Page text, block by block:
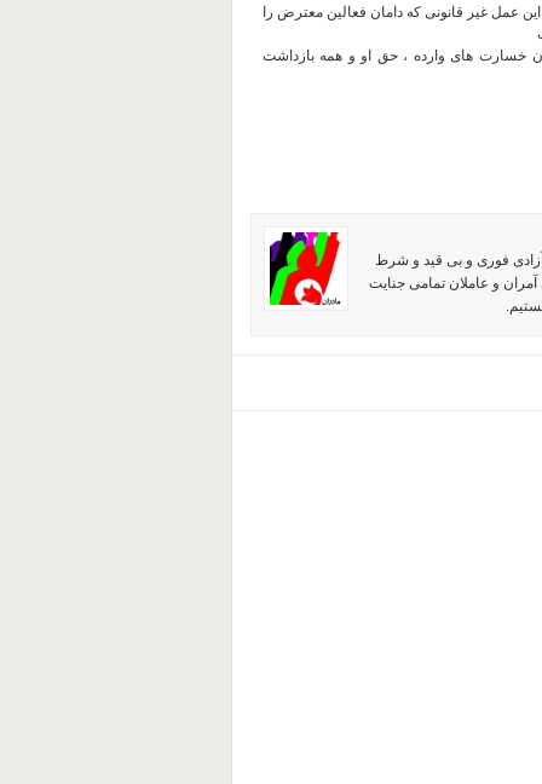
عمل غیر قانونی که دامان فعالین معترض را
خسارت های وارده ، حق او و همه بازداشت
آزادی فوری و بی قید و شرط
و عاملان تمامی جنایت